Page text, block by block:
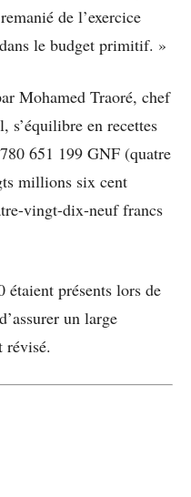
de l’exercice
le budget primitif. »
Mohamed Traoré, chef
s’équilibre en recettes
651 199 GNF (quatre
millions six cent
vingt-dix-neuf francs
étaient présents lors de
un large
révisé.